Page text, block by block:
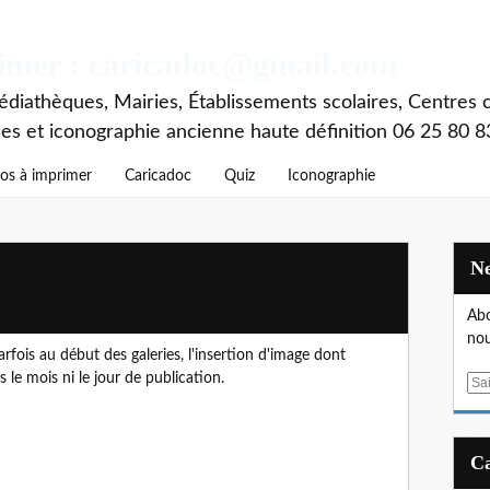
Mairies, Établissements scolaires, Centres
et iconographie ancienne haute définition 06 25 80
à imprimer Caricadoc Quiz Iconographie
au début des galeries, l'insertion d'image dont
le mois ni le jour de publication.
E